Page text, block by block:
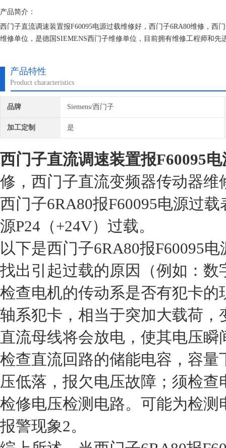
产品简介：
西门子直流调速装置报F60095电源过载维修好，西门子6RA80维修，
维修单位，是德国SIEMENS西门子维修单位，目前拥有维修工程师和
产品特性
Product characteristics
品牌 Siemens/西门子
加工定制 是
西门子直流调速装置报F60095
修，西门子直流变频器传动器维
西门子6RA80报F60095电源过
源P24（+24V）过载。
以下是西门子6RA80报F60095
找出引起过载的原因（例如：
检查电机的传动系是否有犯卡
轴系犯卡，相当于突加大载荷
直流母线将会放电，使其电压瞬
检查直流回路的储能电容，容
压低落，报欠电压故障；须检
检修电压检测电路。可能为检
报警现象2。